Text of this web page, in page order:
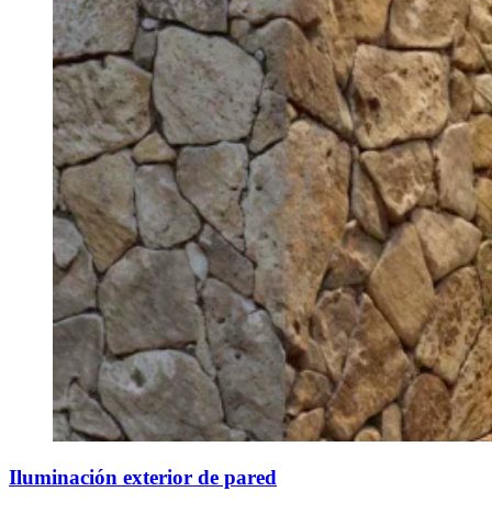
Iluminación exterior de pared